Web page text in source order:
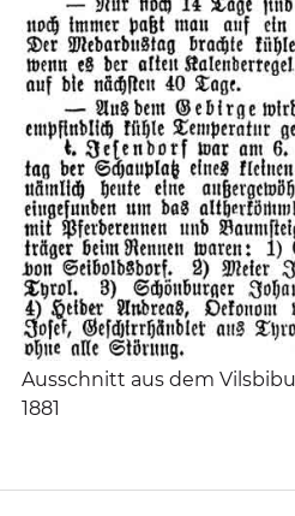
Ausschnitt aus dem
1881